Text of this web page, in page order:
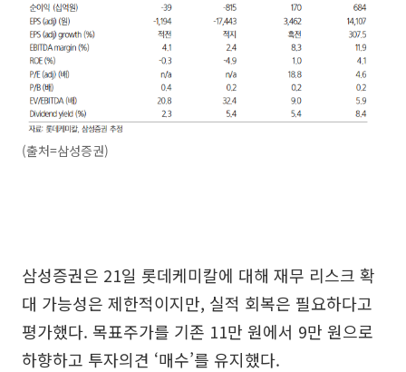
(출처=삼성증권)
삼성증권은 21일 롯데케미칼에 대해 재무 리스크 확
대 가능성은 제한적이지만, 실적 회복은 필요하다고
평가했다. 목표주가를 기존 11만 원에서 9만 원으로
하향하고 투자의견 ‘매수’를 유지했다.